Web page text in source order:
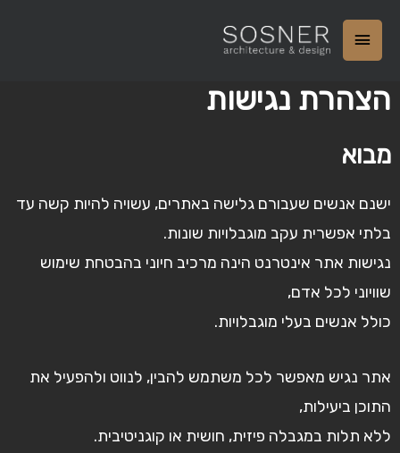
הצהרת נגישות
מבוא
ישנם אנשים שעבורם גלישה באתרים, עשויה להיות קשה עד
בלתי אפשרית עקב מוגבלויות שונות.
נגישות אתר אינטרנט הינה מרכיב חיוני בהבטחת שימוש
שוויוני לכל אדם,
כולל אנשים בעלי מוגבלויות.
אתר נגיש מאפשר לכל משתמש להבין, לנווט ולהפעיל את
התוכן ביעילות,
ללא תלות במגבלה פיזית, חושית או קוגניטיבית.